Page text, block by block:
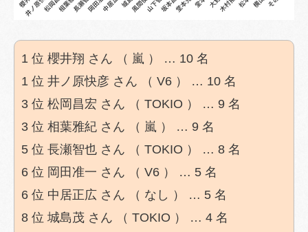
1 位 櫻井翔 さん （ 嵐 ） … 10 名
1 位 井ノ原快彦 さん （ V6 ） … 10 名
3 位 松岡昌宏 さん （ TOKIO ） … 9 名
3 位 相葉雅紀 さん （ 嵐 ） … 9 名
5 位 長瀬智也 さん （ TOKIO ） … 8 名
6 位 岡田准一 さん （ V6 ） … 5 名
6 位 中居正広 さん （ なし ） … 5 名
8 位 城島茂 さん （ TOKIO ） … 4 名